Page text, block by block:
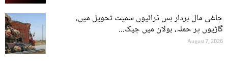
چاغی مال بردار بس ڈرائیوں سمیت تحویل میں،
گاڑیوں پر حملہ، بولان میں چیک...
August 7, 2026